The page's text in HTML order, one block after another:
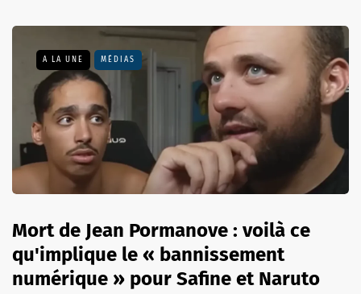
A LA UNE MÉDIAS
Mort de Jean Pormanove : voilà ce
qu'implique le « bannissement
numérique » pour Safine et Naruto